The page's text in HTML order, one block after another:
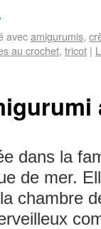
avecamigurumis,
au crochet, tricot |
dans la
de mer.
chambre